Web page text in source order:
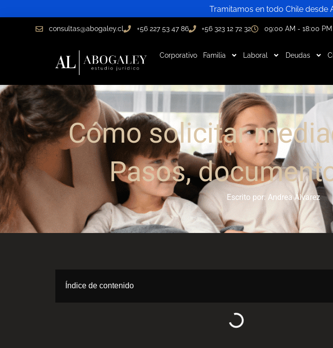
al
Tramitamos en todo Chile desde
consultas@abogaley.cl +56 227 53 47 86 +56 323 12 72 32 09:00 AM - 18:00 PM
Corporativo Familia Laboral Deudas
Cómo solicitar
Pasos,
Escrito por: Andrea Álvarez
Índice de contenido